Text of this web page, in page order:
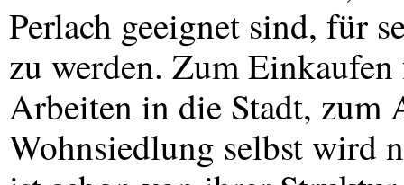
Perlach geeignet sind, für
zu werden. Zum
Arbeiten in die Stadt, zum
Wohnsiedlung selbst wird